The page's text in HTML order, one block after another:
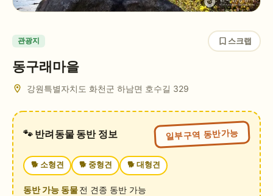
관광지 스크랩
동구래마을
강원특별자치도 화천군 하남면 호수길 329
🐾 반려동물 동반 정보 일부구역 동반가능
🐕 소형견 🐕 중형견 🐕 대형견
동반 가능 동물전 견종 동반 가능